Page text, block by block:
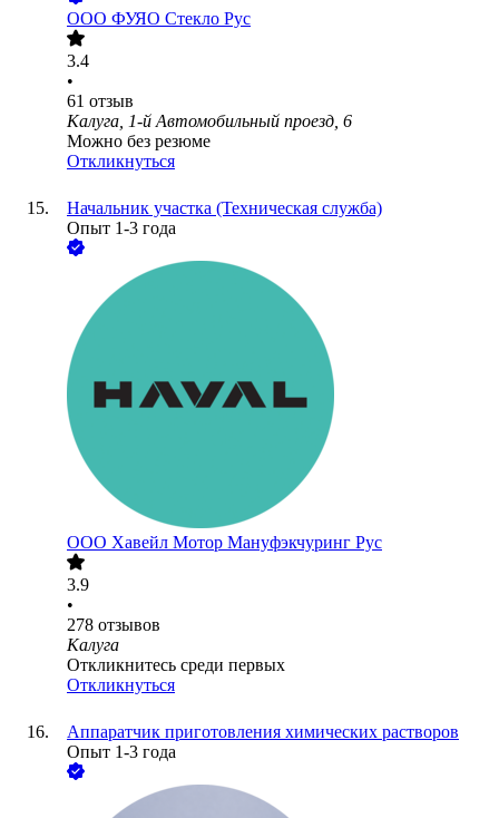
ООО ФУЯО Стекло Рус
3.4
•
61 отзыв
Калуга, 1-й Автомобильный проезд, 6
Можно без резюме
Откликнуться
Начальник участка (Техническая служба)
Опыт 1-3 года
ООО Хавейл Мотор Мануфэкчуринг Рус
3.9
•
278 отзывов
Калуга
Откликнитесь среди первых
Откликнуться
Аппаратчик приготовления химических растворов
Опыт 1-3 года